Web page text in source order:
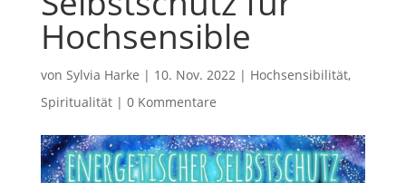
Hochsensible
von Sylvia Harke | 10. Nov. 2022| Hochsensibilität,
Spiritualität| 0 Kommentare